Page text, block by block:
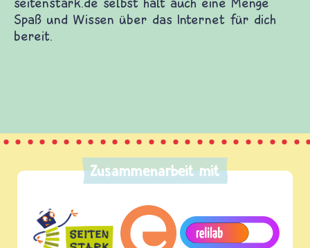
Zusammenarbeit mit